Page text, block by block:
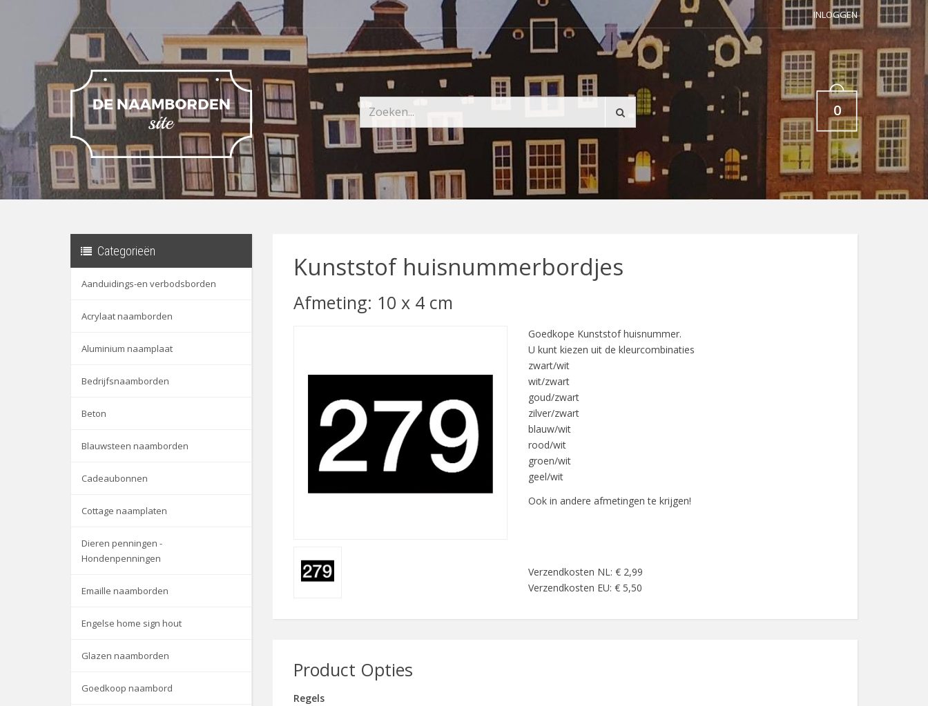
INLOGGEN
0
Categorieën
Aanduidings-en verbodsborden
Acrylaat naamborden
Aluminium naamplaat
Bedrijfsnaamborden
Beton
Blauwsteen naamborden
Cadeaubonnen
Cottage naamplaten
Dieren penningen -
Hondenpenningen
Emaille naamborden
Engelse home sign hout
Glazen naamborden
Goedkoop naambord
Kunststof huisnummerbordjes
Afmeting: 10 x 4 cm
Goedkope Kunststof huisnummer.
U kunt kiezen uit de kleurcombinaties
zwart/wit
wit/zwart
goud/zwart
zilver/zwart
blauw/wit
rood/wit
groen/wit
geel/wit
Ook in andere afmetingen te krijgen!
Verzendkosten NL: € 2,99
Verzendkosten EU: € 5,50
Product Opties
Regels